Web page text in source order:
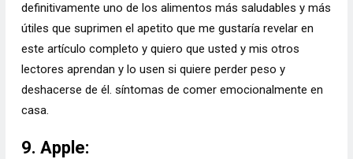
definitivamente uno de los alimentos más saludables y más
útiles que suprimen el apetito que me gustaría revelar en
este artículo completo y quiero que usted y mis otros
lectores aprendan y lo usen si quiere perder peso y
deshacerse de él. síntomas de comer emocionalmente en
casa.
9. Apple: